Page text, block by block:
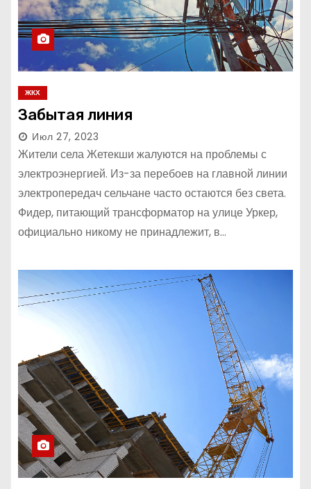
ЖКХ
Забытая линия
Июл 27, 2023
Жители села Жетекши жалуются на проблемы с
электроэнергией. Из-за перебоев на главной линии
электропередач сельчане часто остаются без света.
Фидер, питающий трансформатор на улице Уркер,
официально никому не принадлежит, в…